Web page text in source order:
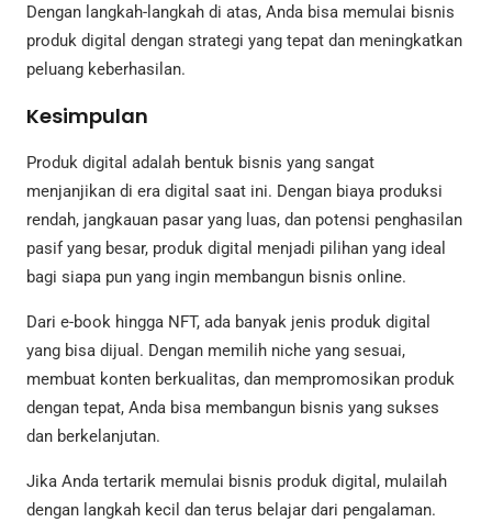
Dengan langkah-langkah di atas, Anda bisa memulai bisnis
produk digital dengan strategi yang tepat dan meningkatkan
peluang keberhasilan.
Kesimpulan
Produk digital adalah bentuk bisnis yang sangat
menjanjikan di era digital saat ini. Dengan biaya produksi
rendah, jangkauan pasar yang luas, dan potensi penghasilan
pasif yang besar, produk digital menjadi pilihan yang ideal
bagi siapa pun yang ingin membangun bisnis online.
Dari e-book hingga NFT, ada banyak jenis produk digital
yang bisa dijual. Dengan memilih niche yang sesuai,
membuat konten berkualitas, dan mempromosikan produk
dengan tepat, Anda bisa membangun bisnis yang sukses
dan berkelanjutan.
Jika Anda tertarik memulai bisnis produk digital, mulailah
dengan langkah kecil dan terus belajar dari pengalaman.